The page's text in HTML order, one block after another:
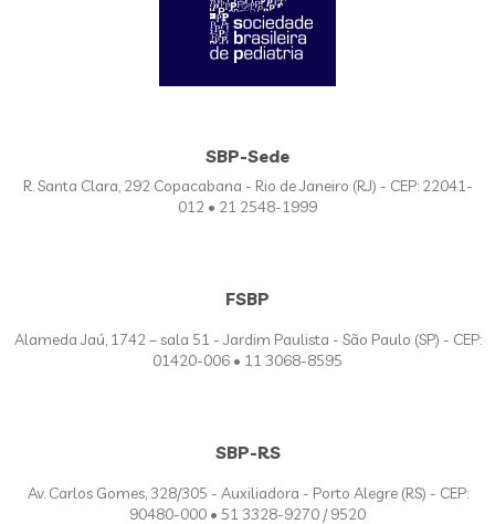
SBP-Sede
R. Santa Clara, 292 Copacabana - Rio de Janeiro (RJ) - CEP: 22041-
012 • 21 2548-1999
FSBP
Alameda Jaú, 1742 – sala 51 - Jardim Paulista - São Paulo (SP) - CEP:
01420-006 • 11 3068-8595
SBP-RS
Av. Carlos Gomes, 328/305 - Auxiliadora - Porto Alegre (RS) - CEP:
90480-000 • 51 3328-9270 / 9520